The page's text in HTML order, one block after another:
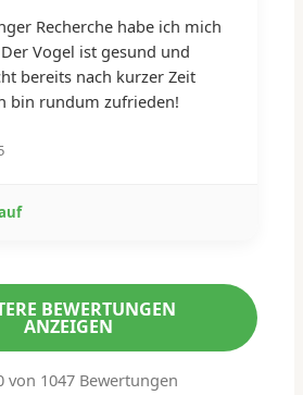
Recherche habe ich mich
Vogel ist gesund und
bereits nach kurzer Zeit
bin rundum zufrieden!
BEWERTUNGEN
ANZEIGEN
von 1047 Bewertungen